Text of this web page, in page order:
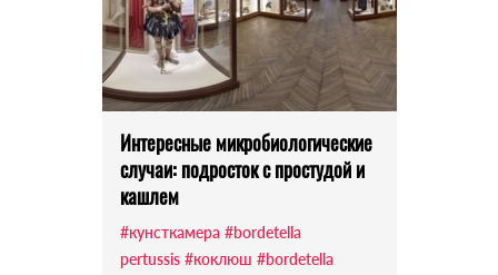
Интересные микробиологические
случаи: подросток с простудой и
кашлем
#кунсткамера #bordetella
pertussis #коклюш #bordetella